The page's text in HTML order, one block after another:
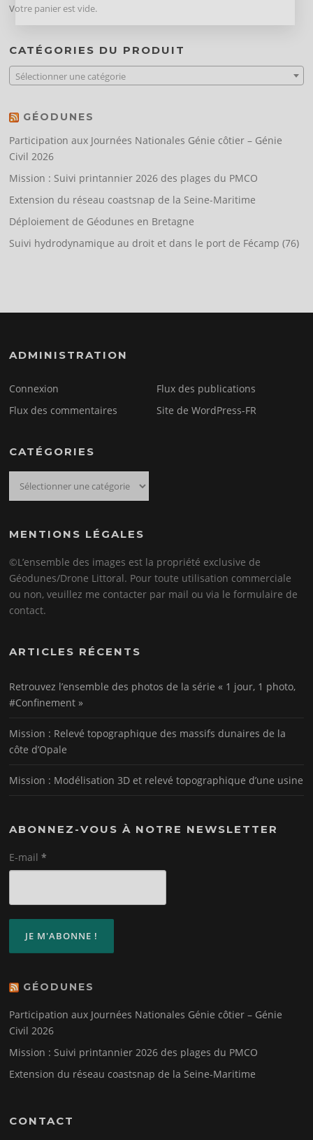
Votre panier est vide.
CATÉGORIES DU PRODUIT
Sélectionner une catégorie
GÉODUNES
Participation aux Journées Nationales Génie côtier – Génie
Civil 2026
Mission : Suivi printannier 2026 des plages du PMCO
Extension du réseau coastsnap de la Seine-Maritime
Déploiement de Géodunes en Bretagne
Suivi hydrodynamique au droit et dans le port de Fécamp (76)
ADMINISTRATION
Connexion
Flux des publications
Flux des commentaires
Site de WordPress-FR
CATÉGORIES
MENTIONS LÉGALES
©L’ensemble des images est la propriété exclusive de
Géodunes/Drone Littoral. Pour toute utilisation commerciale
ou non, veuillez me contacter par mail ou via le formulaire de
contact.
ARTICLES RÉCENTS
Retrouvez l’ensemble des photos de la série « 1 jour, 1 photo,
#Confinement »
Mission : Relevé topographique des massifs dunaires de la
côte d’Opale
Mission : Modélisation 3D et relevé topographique d’une usine
ABONNEZ-VOUS À NOTRE NEWSLETTER
E-mail*
GÉODUNES
Participation aux Journées Nationales Génie côtier – Génie
Civil 2026
Mission : Suivi printannier 2026 des plages du PMCO
Extension du réseau coastsnap de la Seine-Maritime
CONTACT